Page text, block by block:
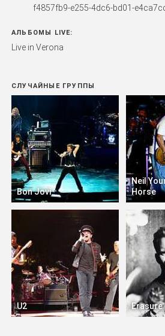
f4857fb9-e255-4dc6-bd01-
АЛЬБОМЫ LIVE:
Live in Verona
СЛУЧАЙНЫЕ ГРУППЫ
Bon Jovi
Neil
Horse
U2 Erasure